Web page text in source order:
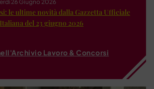
26 Giugno 2026
le ultime novità dalla Gazzetta Ufficiale
del 23 giugno 2026
Lavoro & Concorsi